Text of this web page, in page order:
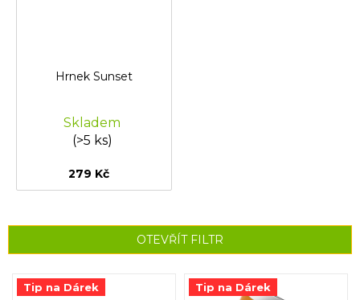
Hrnek Sunset
Skladem
(>5 ks)
279 Kč
OTEVŘÍT FILTR
V Tip na Dárek Tip na Dárek